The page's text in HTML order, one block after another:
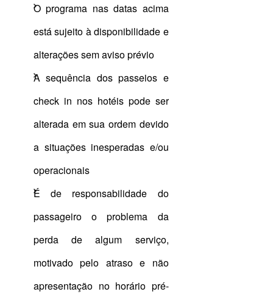
O programa nas datas acima
está sujeito à disponibilidade e
alterações sem aviso prévio
A sequência dos passeios e
check in nos hotéis pode ser
alterada em sua ordem devido
a situações inesperadas e/ou
operacionais
É de responsabilidade do
passageiro o problema da
perda de algum serviço,
motivado pelo atraso e não
apresentação no horário pré-